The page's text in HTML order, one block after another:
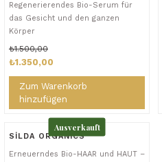
Regenerierendes Bio-Serum für
das Gesicht und den ganzen
Körper
₺1.500,00
₺1.350,00
Zum Warenkorb
hinzufügen
Ausverkauft
SİLDA ORGANICS
Erneuerndes Bio-HAAR und HAUT –